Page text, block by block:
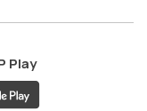
Play